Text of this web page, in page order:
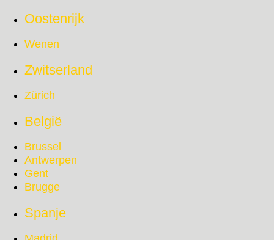
Oostenrijk
Wenen
Zwitserland
Zürich
België
Brussel
Antwerpen
Gent
Brugge
Spanje